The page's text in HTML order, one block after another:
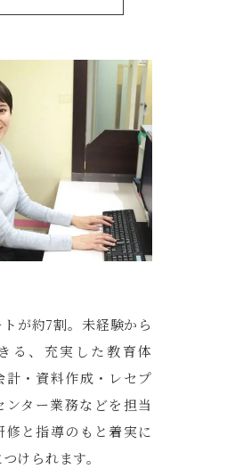
が約7割。未経験から
る、充実した教育体
計・資料作成・レセプ
ンター業務などを担当
修と指導のもと着実に
けられます。